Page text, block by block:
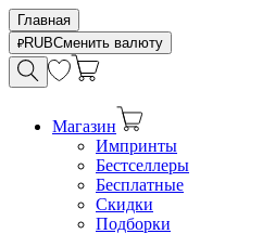
Главная
RUBСменить валюту
Магазин
Импринты
Бестселлеры
Бесплатные
Скидки
Подборки